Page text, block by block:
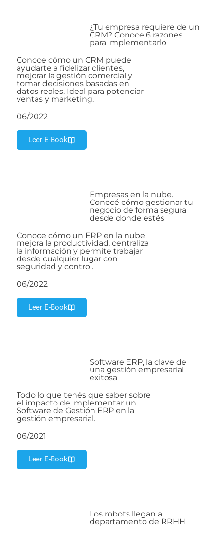
¿Tu empresa requiere de un
CRM? Conoce 6 razones
para implementarlo
Conoce cómo un CRM puede
ayudarte a fidelizar clientes,
mejorar la gestión comercial y
tomar decisiones basadas en
datos reales. Ideal para potenciar
ventas y marketing.
06/2022
Leer E-Book
Empresas en la nube.
Conocé cómo gestionar tu
negocio de forma segura
desde donde estés
Conoce cómo un ERP en la nube
mejora la productividad, centraliza
la información y permite trabajar
desde cualquier lugar con
seguridad y control.
06/2022
Leer E-Book
Software ERP, la clave de
una gestión empresarial
exitosa
Todo lo que tenés que saber sobre
el impacto de implementar un
Software de Gestión ERP en la
gestión empresarial.
06/2021
Leer E-Book
Los robots llegan al
departamento de RRHH